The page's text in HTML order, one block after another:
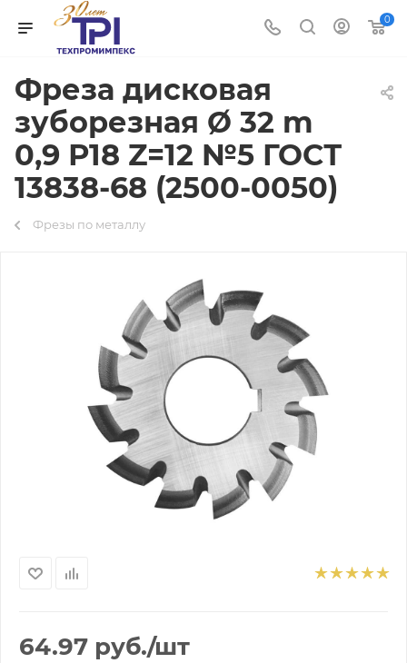
0
Фреза дисковая
зуборезная Ø 32 m
0,9 Р18 Z=12 №5 ГОСТ
13838-68 (2500-0050)
Фрезы по металлу
64.97 руб./шт